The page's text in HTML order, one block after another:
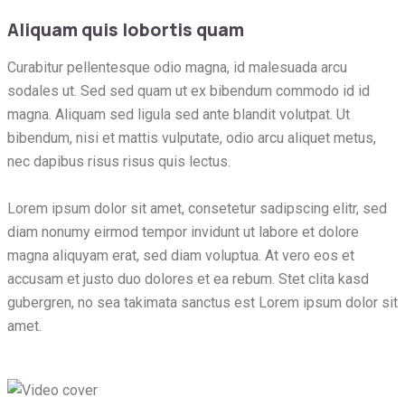
Aliquam quis lobortis quam
Curabitur pellentesque odio magna, id malesuada arcu
sodales ut. Sed sed quam ut ex bibendum commodo id id
magna. Aliquam sed ligula sed ante blandit volutpat. Ut
bibendum, nisi et mattis vulputate, odio arcu aliquet metus,
nec dapibus risus risus quis lectus.
Lorem ipsum dolor sit amet, consetetur sadipscing elitr, sed
diam nonumy eirmod tempor invidunt ut labore et dolore
magna aliquyam erat, sed diam voluptua. At vero eos et
accusam et justo duo dolores et ea rebum. Stet clita kasd
gubergren, no sea takimata sanctus est Lorem ipsum dolor sit
amet.